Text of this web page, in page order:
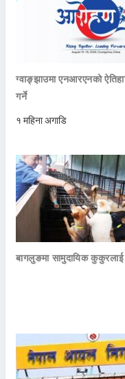
ग्वाङ्झाउमा एनआरएनको
गर्ने
१ महिना अगाडि
बागलुङमा सामुदायिक कुकुरलाई